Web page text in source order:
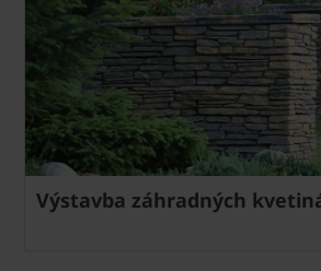
Výstavba záhradných